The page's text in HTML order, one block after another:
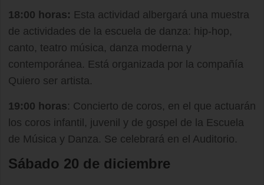
18:00 horas: Esta actividad albergará una muestra
de actividades de la escuela de danza: hip-hop,
canto, teatro música, danza moderna y
contemporánea. Está organizada por la compañía
Quiero ser artista.
19:00 horas: Concierto de coros, en el que actuarán
los coros infantil, juvenil y de gospel de la Escuela
de Música y Danza. Se celebrará en el Auditorio.
Sábado 20 de diciembre